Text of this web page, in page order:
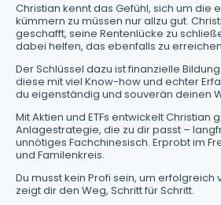
Christian kennt das Gefühl, sich um die
kümmern zu müssen nur allzu gut.
geschafft, seine Rentenlücke zu
dabei helfen, das ebenfalls zu
Der Schlüssel dazu ist finanzielle
diese mit viel Know-how und echter
du eigenständig und souverän deinen
Mit Aktien und ETFs entwickelt Christian
Anlagestrategie, die zu dir passt –
unnötiges Fachchinesisch. Erprobt im
und Familenkreis.
Du musst kein Profi sein, um erfolgreich
zeigt dir den Weg, Schritt für Schritt.